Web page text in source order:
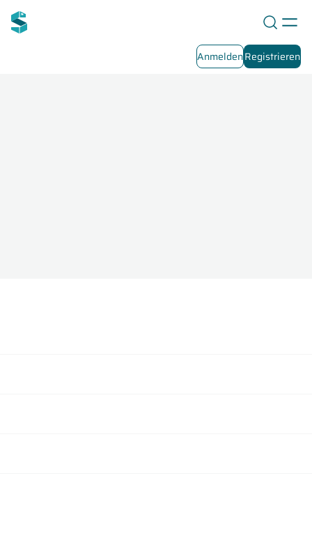
AnmeldenRegistrieren